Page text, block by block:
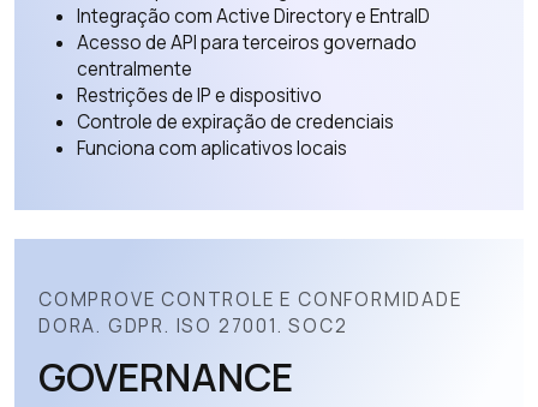
Integração com Active Directory e EntraID
Acesso de API para terceiros governado
centralmente
Restrições de IP e dispositivo
Controle de expiração de credenciais
Funciona com aplicativos locais
COMPROVE CONTROLE E CONFORMIDADE
DORA. GDPR. ISO 27001. SOC2
GOVERNANCE